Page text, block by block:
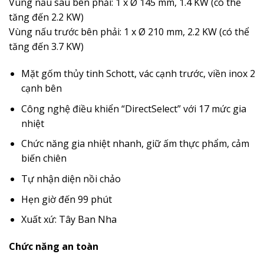
Vùng nấu sau bên phải: 1 x Ø 145 mm, 1.4 KW (có thể
tăng đến 2.2 KW)
Vùng nấu trước bên phải: 1 x Ø 210 mm, 2.2 KW (có thể
tăng đến 3.7 KW)
Mặt gốm thủy tinh Schott, vác cạnh trước, viền inox 2
cạnh bên
Công nghệ điều khiển “DirectSelect” với 17 mức gia
nhiệt
Chức năng gia nhiệt nhanh, giữ ấm thực phẩm, cảm
biến chiên
Tự nhận diện nồi chảo
Hẹn giờ đến 99 phút
Xuất xứ: Tây Ban Nha
Chức năng an toàn